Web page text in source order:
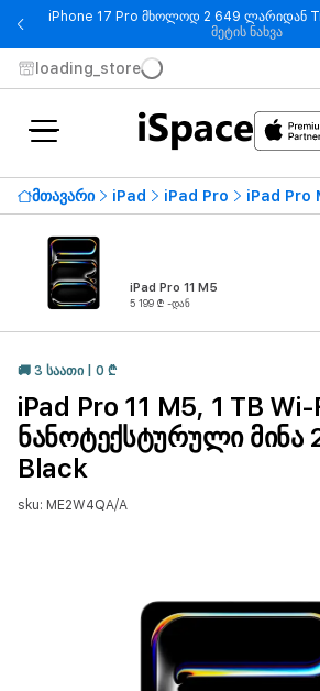
iPhone 17 Pro მხოლოდ 2 649 ლარიდან
მეტის ნახვა-
loading_store
მთავარი iPad iPad Pro iPad Pro
iPad Pro 11 M5
5 199 ₾ -დან
🚚 3 ᲡᲐᲐᲗᲘ | 0 ₾
iPad Pro 11 M5, 1 TB
ნანოტექსტურული მინა
Black
sku: ME2W4QA/A